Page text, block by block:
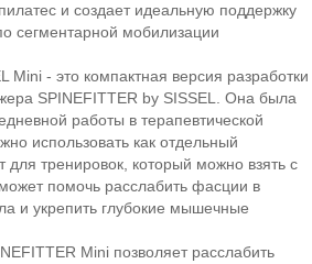
и создает идеальную поддержку
сегментарной мобилизации
Mini - это компактная версия разработки
SPINEFITTER by SISSEL. Она была
работы в терапевтической
использовать как отдельный
для тренировок, который можно взять с
помочь расслабить фасции в
и укрепить глубокие мышечные
Mini позволяет расслабить